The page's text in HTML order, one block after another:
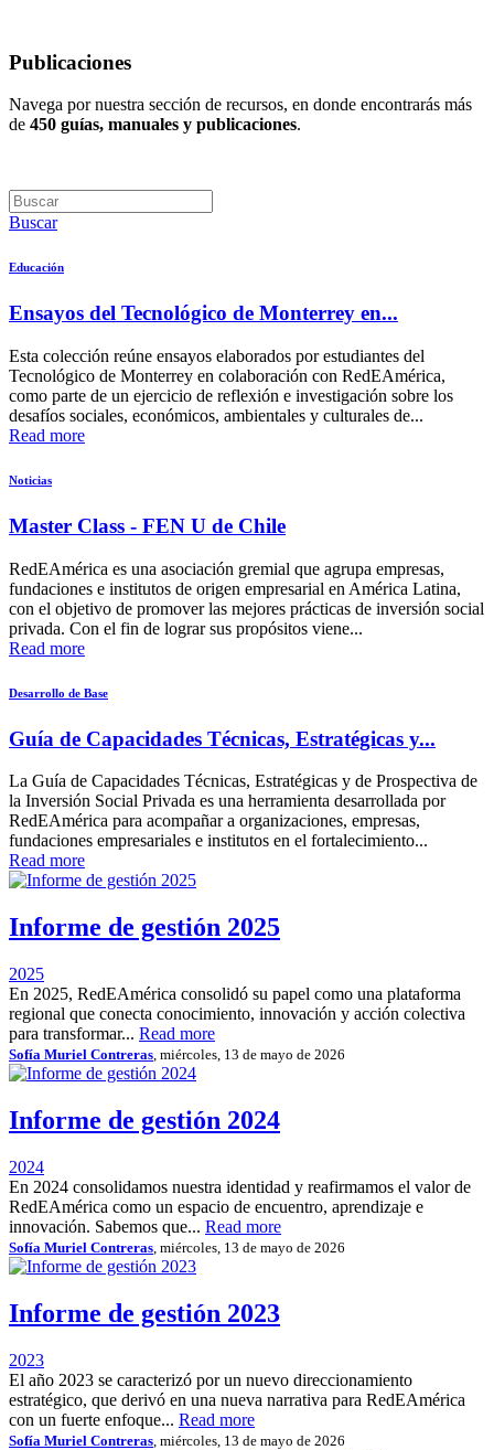
Publicaciones
Navega por nuestra sección de recursos, en donde encontrarás más
de 450 guías, manuales y publicaciones.
Buscar
Educación
Ensayos del Tecnológico de Monterrey en...
Esta colección reúne ensayos elaborados por estudiantes del
Tecnológico de Monterrey en colaboración con RedEAmérica,
como parte de un ejercicio de reflexión e investigación sobre los
desafíos sociales, económicos, ambientales y culturales de...
Read more
Noticias
Master Class - FEN U de Chile
RedEAmérica es una asociación gremial que agrupa empresas,
fundaciones e institutos de origen empresarial en América Latina,
con el objetivo de promover las mejores prácticas de inversión social
privada. Con el fin de lograr sus propósitos viene...
Read more
Desarrollo de Base
Guía de Capacidades Técnicas, Estratégicas y...
La Guía de Capacidades Técnicas, Estratégicas y de Prospectiva de
la Inversión Social Privada es una herramienta desarrollada por
RedEAmérica para acompañar a organizaciones, empresas,
fundaciones empresariales e institutos en el fortalecimiento...
Read more
Informe de gestión 2025
2025
En 2025, RedEAmérica consolidó su papel como una plataforma
regional que conecta conocimiento, innovación y acción colectiva
para transformar... Read more
Sofía Muriel Contreras, miércoles, 13 de mayo de 2026
Informe de gestión 2024
2024
En 2024 consolidamos nuestra identidad y reafirmamos el valor de
RedEAmérica como un espacio de encuentro, aprendizaje e
innovación. Sabemos que... Read more
Sofía Muriel Contreras , miércoles, 13 de mayo de 2026
Informe de gestión 2023
2023
El año 2023 se caracterizó por un nuevo direccionamiento
estratégico, que derivó en una nueva narrativa para RedEAmérica
con un fuerte enfoque... Read more
Sofía Muriel Contreras , miércoles, 13 de mayo de 2026